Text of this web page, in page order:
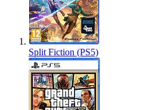
Split Fiction (PS5)